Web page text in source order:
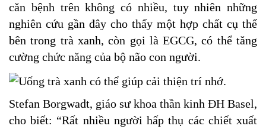
căn bệnh trên không có nhiều, tuy nhiên những
nghiên cứu gần đây cho thấy một hợp chất cụ thể
bên trong trà xanh, còn gọi là EGCG, có thể tăng
cường chức năng của bộ não con người.
Stefan Borgwadt, giáo sư khoa thần kinh ĐH Basel,
cho biết: “Rất nhiều người hấp thụ các chiết xuất